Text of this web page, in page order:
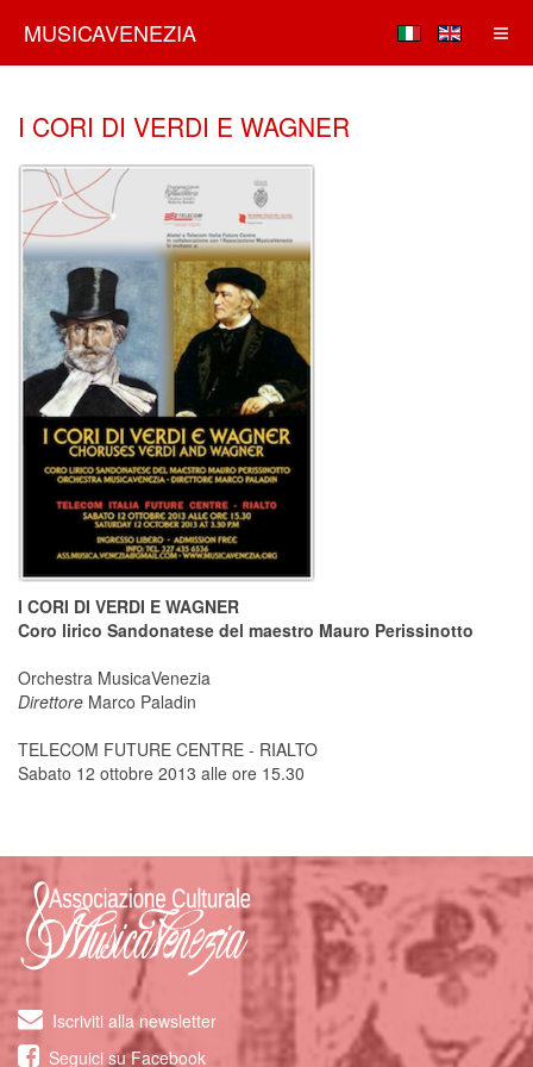
MUSICAVENEZIA
I CORI DI VERDI E WAGNER
I CORI DI VERDI E WAGNER
Coro lirico Sandonatese del maestro Mauro Perissinotto
Orchestra MusicaVenezia
Direttore Marco Paladin
TELECOM FUTURE CENTRE - RIALTO
Sabato 12 ottobre 2013 alle ore 15.30
Iscriviti alla newsletter
Seguici su Facebook